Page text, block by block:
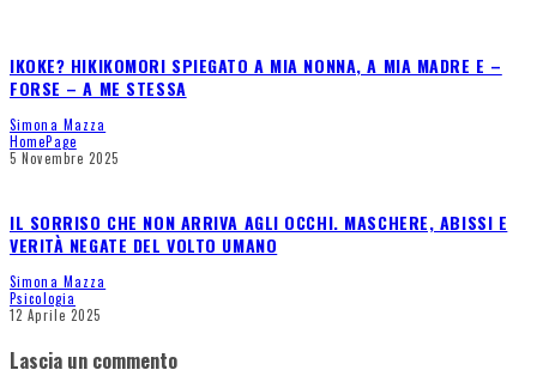
IKOKE? HIKIKOMORI SPIEGATO A MIA NONNA, A MIA MADRE E –
FORSE – A ME STESSA
Simona Mazza
HomePage
5 Novembre 2025
IL SORRISO CHE NON ARRIVA AGLI OCCHI. MASCHERE, ABISSI E
VERITÀ NEGATE DEL VOLTO UMANO
Simona Mazza
Psicologia
12 Aprile 2025
Lascia un commento